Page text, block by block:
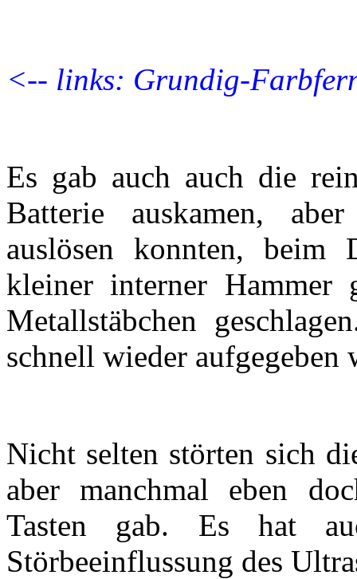
<-- links: Grundig-
Es gab auch auch die
Batterie auskamen,
auslösen konnten, beim
kleiner interner Hammer
Metallstäbchen
schnell wieder aufgegeben
Nicht selten störten sich
aber manchmal eben
Tasten gab. Es hat
Störbeeinflussung des